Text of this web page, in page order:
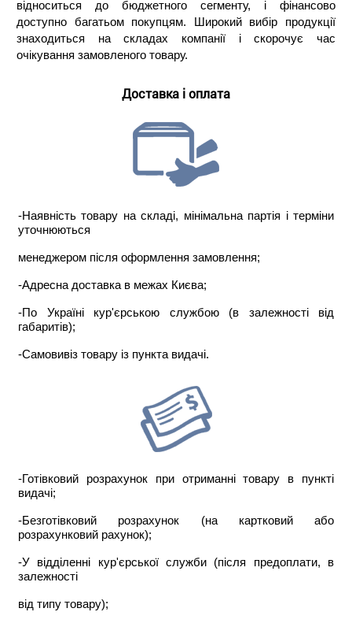
відноситься до бюджетного сегменту, і фінансово
доступно багатьом покупцям. Широкий вибір продукції
знаходиться на складах компанії і скорочує час
очікування замовленого товару.
Доставка і оплата
-Наявність товару на складі, мінімальна партія і терміни
уточнюються
менеджером після оформлення замовлення;
-Адресна доставка в межах Києва;
-По Україні кур'єрською службою (в залежності від
габаритів);
-Самовивіз товару із пункта видачі.
-Готівковий розрахунок при отриманні товару в пункті
видачі;
-Безготівковий розрахунок (на картковий або
розрахунковий рахунок);
-У відділенні кур'єрської служби (після предоплати, в
залежності
від типу товару);